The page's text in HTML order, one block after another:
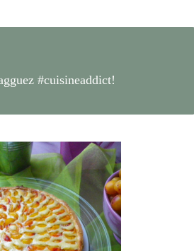
#cuisineaddict!